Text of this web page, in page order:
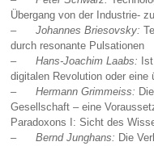
Übergang von der Industrie-
–Johannes Briesovsky:
durch resonante Pulsationen
–Hans-Joachim Laabs:
digitalen Revolution oder
–Hermann Grimmeiss:
Gesellschaft – eine
Paradoxons I: Sicht des
–Bernd Junghans: Die